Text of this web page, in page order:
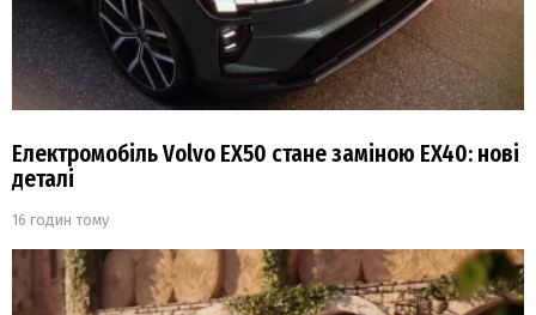
Електромобіль Volvo EX50 стане заміною EX40: нові
деталі
16 годин тому